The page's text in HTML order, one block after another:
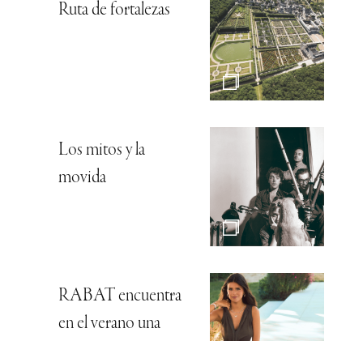
Ruta de fortalezas
Los mitos y la
movida
RABAT encuentra
en el verano una